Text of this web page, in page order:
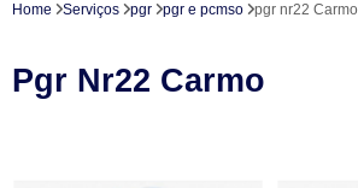
Home Serviços pgr pgr e pcmso pgr nr22 Carmo
Pgr Nr22 Carmo